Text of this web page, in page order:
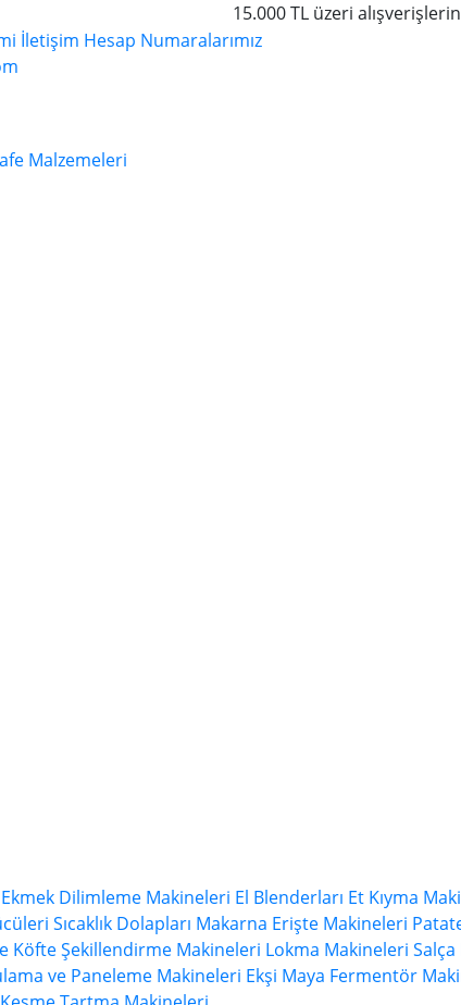
15.000 TL üzeri
İletişim Hesap Numaralarımız
Ekmek Dilimleme Makineleri El Blenderları Et Kıyma
Sıcaklık Dolapları Makarna Erişte Makineleri
Köfte Şekillendirme Makineleri Lokma Makineleri
ve Paneleme Makineleri Ekşi Maya Fermentör